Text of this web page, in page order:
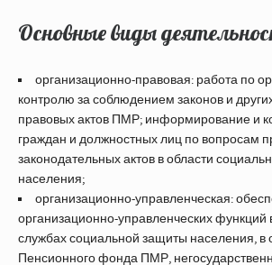
Основные виды
организационно-правовая: работа по
контролю за соблюдением законов и
правовых актов ПМР; информирование и
граждан и должностных лиц по вопросам
законодательных актов в области
населения;
организационно-управленческая:
организационно-управленческих функций
службах социальной защиты населения, в
Пенсионного фонда ПМР,